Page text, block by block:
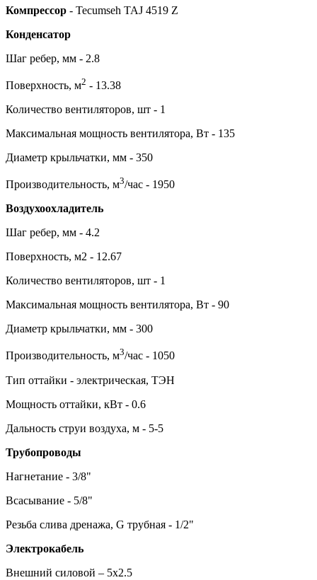
Компрессор - Tecumseh TAJ 4519 Z
Конденсатор
Шаг ребер, мм - 2.8
Поверхность, м2 - 13.38
Количество вентиляторов, шт - 1
Максимальная мощность вентилятора, Вт - 135
Диаметр крыльчатки, мм - 350
Производительность, м3/час - 1950
Воздухоохладитель
Шаг ребер, мм - 4.2
Поверхность, м2 - 12.67
Количество вентиляторов, шт - 1
Максимальная мощность вентилятора, Вт - 90
Диаметр крыльчатки, мм - 300
Производительность, м3/час - 1050
Тип оттайки - электрическая, ТЭН
Мощность оттайки, кВт - 0.6
Дальность струи воздуха, м - 5-5
Трубопроводы
Нагнетание - 3/8"
Всасывание - 5/8"
Резьба слива дренажа, G трубная - 1/2"
Электрокабель
Внешний силовой – 5х2.5